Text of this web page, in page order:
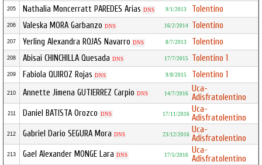
205 Nathalia Moncerratt PAREDES Arias DNS 9/1/2013 Tolentino
206 Valeska MORA Garbanzo DNS 16/2/2014 Tolentino
207 Yerling Alexandra ROJAS Navarro DNS 8/7/2013 Tolentino
208 Abisai CHINCHILLA Quesada DNS 17/7/2015 Tolentino 1
209 Fabiola QUIROZ Rojas DNS 9/8/2015 Tolentino 1
210 Annette Jimena GUTIERREZ Carpio DNS 14/7/2016
Uca-
Adisfratolentino
211 Daniel BATISTA Orozco DNS 17/11/2016 Uca-
Adisfratolentino
212 Gabriel Dario SEGURA Mora DNS 23/12/2016 Uca-
Adisfratolentino
213 Gael Alexander MONGE Lara DNS 17/5/2016
Uca-
Adisfratolentino